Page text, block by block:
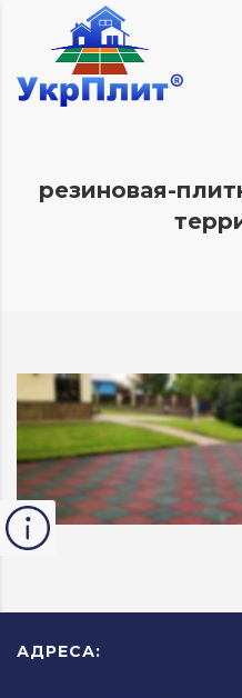
резиновая-
АДРЕСА: